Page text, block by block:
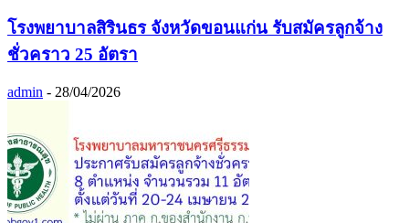
โรงพยาบาลสิรินธร จังหวัดขอนแก่น รับสมัครลูกจ้าง
ชั่วคราว 25 อัตรา
admin - 28/04/2026